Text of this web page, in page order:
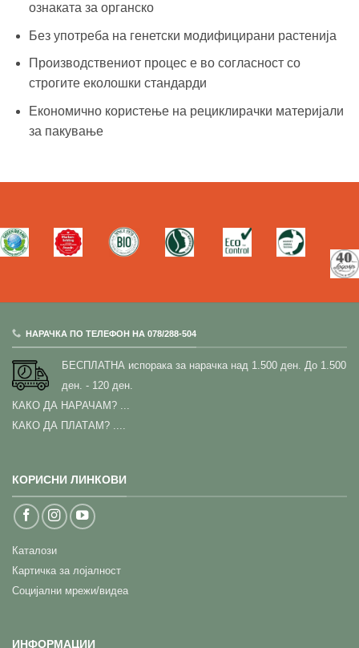
ознаката за органско
Без употреба на генетски модифицирани растенија
Производствениот процес е во согласност со
строгите еколошки стандарди
Економично користење на рециклирачки материјали
за пакување
НАРАЧКА ПО ТЕЛЕФОН НА 078/288-504
БЕСПЛАТНА испорака за нарачка над 1.500 ден. До 1.500
ден. - 120 ден.
КАКО ДА НАРАЧАМ? ...
КАКО ДА ПЛАТАМ? ....
КОРИСНИ ЛИНКОВИ
Каталози
Картичка за лојалност
Социјални мрежи/видеа
ИНФОРМАЦИИ